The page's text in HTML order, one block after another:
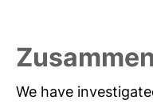
We have